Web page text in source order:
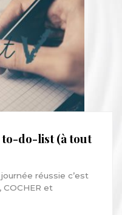
to-do-list (à tout
réussie c’est
COCHER et